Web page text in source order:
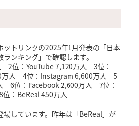
ットリンクの2025年1月発表の「日本
ンキング」で確認します。
2位：YouTube 7,120万人 3位：
万人 4位：Instagram 6,600万人 5
6位：Facebook 2,600万人 7位：
：BeReal 450万人
場しています。昨年は「BeReal」が